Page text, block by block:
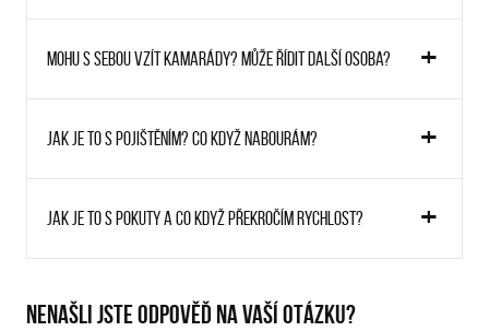
Mohu s sebou vzít kamarády? Může řídit další osoba?
Jak je to s pojištěním? Co když nabourám?
Jak je to s pokuty a co když překročím rychlost?
NENAŠLI JSTE ODPOVĚĎ NA VAŠÍ OTÁZKU?